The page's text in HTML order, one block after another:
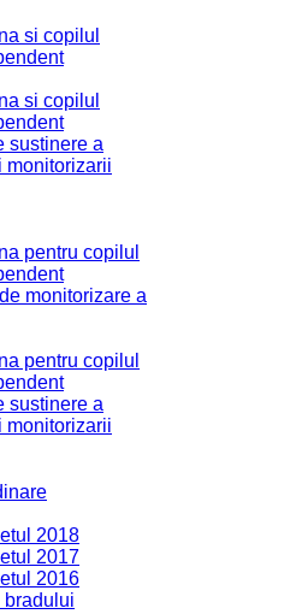
si copilul
si copilul
sustinere a
monitorizarii
pentru copilul
monitorizare a
pentru copilul
sustinere a
monitorizarii
2018
2017
2016
bradului